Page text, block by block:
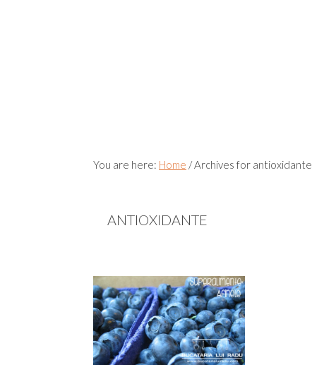
You are here: Home /Archives for antioxidante
ANTIOXIDANTE